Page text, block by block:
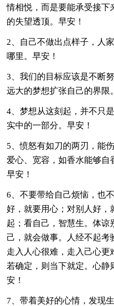
情相悦，而是要能承受接
的失望透顶。早安！
2、自己不做出点样子，人
哪里。早安！
3、我们的目标应该是不断
远大的梦想扩张自己的界限
4、梦想从这刻起，并不只
实中的一部分。早安！
5、愤怒有如刀的两刃，能
爱心、宽容，如香水能够自
早安！
6、不要带给自己烦恼，也
好，就要用心；对别人好，
起；看自己，智慧生。体谅
己，就会做事。人经不起考
走入人心很难，走入己心更
若确定，则当下就定。心静
安！
7、带着美好的心情，发现